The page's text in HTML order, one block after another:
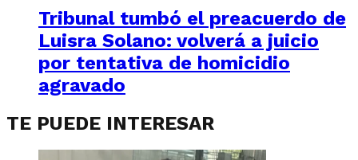
Tribunal tumbó el preacuerdo de
Luisra Solano: volverá a juicio
por tentativa de homicidio
agravado
TE PUEDE INTERESAR